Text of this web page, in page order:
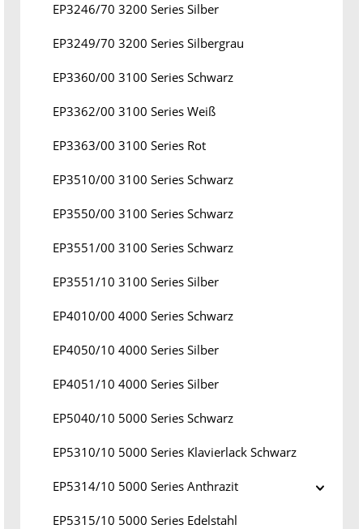
EP3246/70 3200 Series Silber
EP3249/70 3200 Series Silbergrau
EP3360/00 3100 Series Schwarz
EP3362/00 3100 Series Weiß
EP3363/00 3100 Series Rot
EP3510/00 3100 Series Schwarz
EP3550/00 3100 Series Schwarz
EP3551/00 3100 Series Schwarz
EP3551/10 3100 Series Silber
EP4010/00 4000 Series Schwarz
EP4050/10 4000 Series Silber
EP4051/10 4000 Series Silber
EP5040/10 5000 Series Schwarz
EP5310/10 5000 Series Klavierlack Schwarz
EP5314/10 5000 Series Anthrazit
EP5315/10 5000 Series Edelstahl